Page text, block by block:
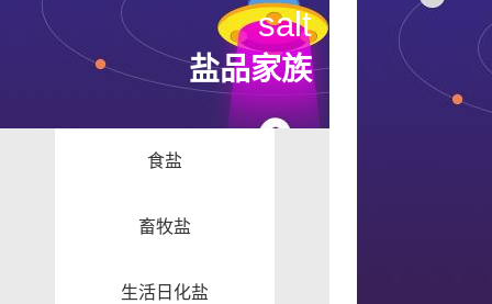
salt
盐品家族
食盐
畜牧盐
生活日化盐